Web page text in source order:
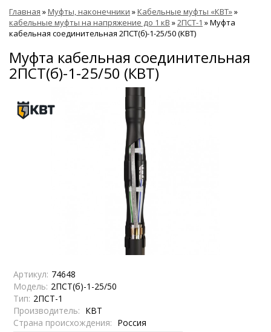
Главная »Муфты, наконечники »Кабельные муфты «КВТ»»
кабельные муфты на напряжение до 1 кВ »2ПСТ-1 »Муфта
кабельная соединительная 2ПСТ(б)-1-25/50 (КВТ)
Муфта кабельная соединительная
2ПСТ(б)-1-25/50 (КВТ)
Артикул: 74648
Модель: 2ПСТ(б)-1-25/50
Тип: 2ПСТ-1
Производитель: КВТ
Страна происхождения: Россия